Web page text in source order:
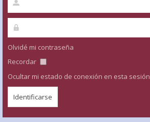
Olvidé mi contraseña
Recordar
Ocultar mi estado de conexión en esta sesión